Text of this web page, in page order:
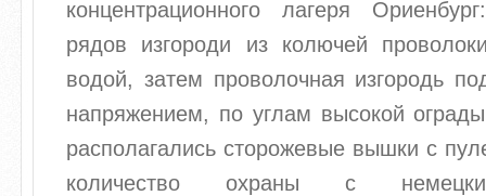
концентрационного лагеря
рядов изгороди из колючей
водой, затем проволочная изгородь
напряжением, по углам высокой
располагались сторожевые вышки с
количество охраны с